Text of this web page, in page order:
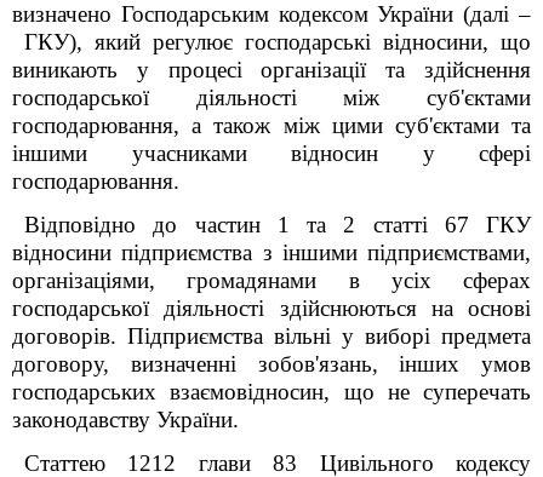
визначено Господарським кодексом України (далі –
ГКУ), який регулює господарські відносини, що
виникають у процесі організації та здійснення
господарської діяльності між суб'єктами
господарювання, а також між цими суб'єктами та
іншими учасниками відносин у сфері
господарювання.
Відповідно до частин 1 та 2 статті 67 ГКУ
відносини підприємства з іншими підприємствами,
організаціями, громадянами в усіх сферах
господарської діяльності здійснюються на основі
договорів. Підприємства вільні у виборі предмета
договору, визначенні зобов'язань, інших умов
господарських взаємовідносин, що не суперечать
законодавству України.
Статтею 1212 глави 83 Цивільного кодексу